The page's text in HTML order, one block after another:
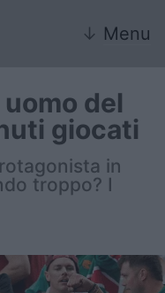
↓ Menu
del
giocati
in
troppo? I